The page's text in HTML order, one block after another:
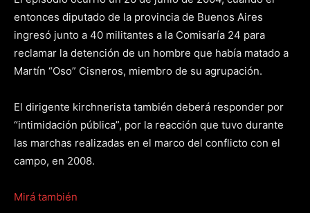
entonces diputado de la provincia de Buenos Aires
ingresó junto a 40 militantes a la Comisaría 24 para
reclamar la detención de un hombre que había matado a
Martín “Oso” Cisneros, miembro de su agrupación.
El dirigente kirchnerista también deberá responder por
“intimidación pública”, por la reacción que tuvo durante
las marchas realizadas en el marco del conflicto con el
campo, en 2008.
Mirá también